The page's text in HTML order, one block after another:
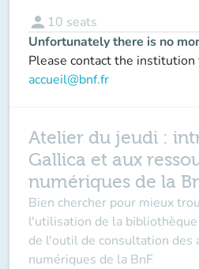
person 10 seats
Unfortunately there is no
Please contact the
accueil@bnf.fr
Atelier du jeudi :
Gallica et aux
numériques de la
Bien chercher pour mieux
l'utilisation de la
de l'outil de consultation des
numériques de la BnF